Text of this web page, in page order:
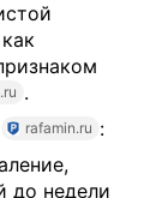
.
rafamin.ru :
до недели